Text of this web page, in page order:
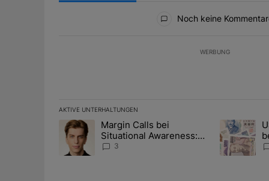
Noch keine
WERBUNG
AKTIVE UNTERHALTUNGEN
Das Folgende ist eine Liste der am meisten
Ein Trendartikel mit dem Titel "Margin Calls bei
Margin Calls bei
Situational Awareness:
Alles über den Retter-
3
Ein